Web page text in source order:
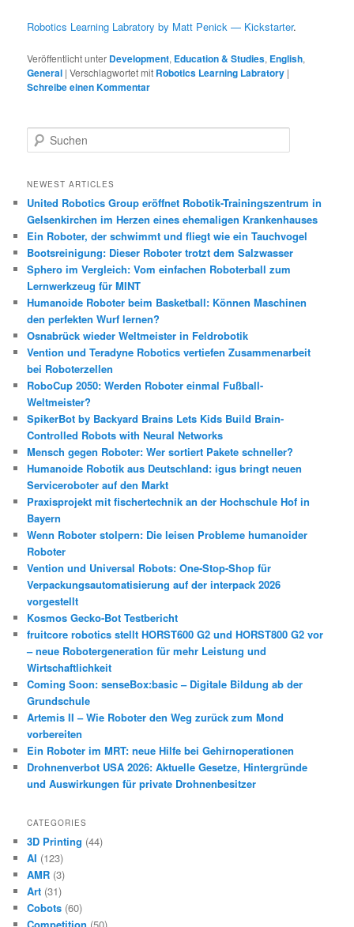
Robotics Learning Labratory by Matt Penick — Kickstarter.
Veröffentlicht unter Development, Education & Studies, English,
General |Verschlagwortet mit Robotics Learning Labratory |
Schreibe einen Kommentar
u
h
n
NEWEST ARTICLES
United Robotics Group eröffnet Robotik-Trainingszentrum in
Gelsenkirchen im Herzen eines ehemaligen Krankenhauses
Ein Roboter, der schwimmt und fliegt wie ein Tauchvogel
Bootsreinigung: Dieser Roboter trotzt dem Salzwasser
Sphero im Vergleich: Vom einfachen Roboterball zum
Lernwerkzeug für MINT
Humanoide Roboter beim Basketball: Können Maschinen
den perfekten Wurf lernen?
Osnabrück wieder Weltmeister in Feldrobotik
Vention und Teradyne Robotics vertiefen Zusammenarbeit
bei Roboterzellen
RoboCup 2050: Werden Roboter einmal Fußball-
Weltmeister?
SpikerBot by Backyard Brains Lets Kids Build Brain-
Controlled Robots with Neural Networks
Mensch gegen Roboter: Wer sortiert Pakete schneller?
Humanoide Robotik aus Deutschland: igus bringt neuen
Serviceroboter auf den Markt
Praxisprojekt mit fischertechnik an der Hochschule Hof in
Bayern
Wenn Roboter stolpern: Die leisen Probleme humanoider
Roboter
Vention und Universal Robots: One-Stop-Shop für
Verpackungsautomatisierung auf der interpack 2026
vorgestellt
Kosmos Gecko-Bot Testbericht
fruitcore robotics stellt HORST600 G2 und HORST800 G2 vor
– neue Robotergeneration für mehr Leistung und
Wirtschaftlichkeit
Coming Soon: senseBox:basic – Digitale Bildung ab der
Grundschule
Artemis II – Wie Roboter den Weg zurück zum Mond
vorbereiten
Ein Roboter im MRT: neue Hilfe bei Gehirnoperationen
Drohnenverbot USA 2026: Aktuelle Gesetze, Hintergründe
und Auswirkungen für private Drohnenbesitzer
CATEGORIES
3D Printing (44)
AI (123)
AMR (3)
Art (31)
Cobots (60)